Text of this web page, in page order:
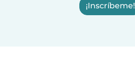
¡Inscríbeme!